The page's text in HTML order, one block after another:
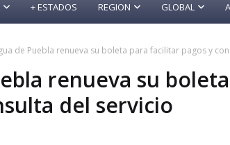
+ ESTADOS REGION GLOBAL
de Puebla renueva su boleta para facilitar pagos y
renueva su
del servicio